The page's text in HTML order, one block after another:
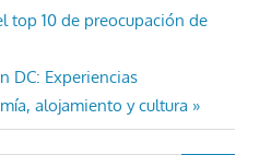
top 10 de preocupación de
DC: Experiencias
alojamiento y cultura